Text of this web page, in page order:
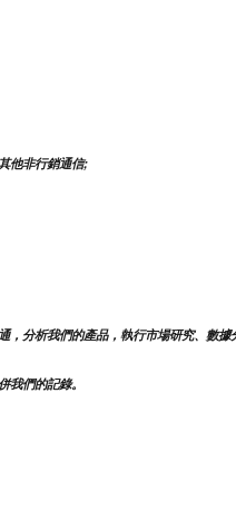
他非行銷通信;
分析我們的產品，執行市場研究、數
們的記錄。